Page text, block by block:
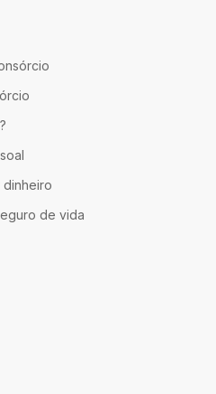
dinheiro
de vida